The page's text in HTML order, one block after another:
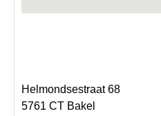
Helmondsestraat 68
5761 CT Bakel